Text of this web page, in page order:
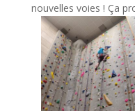
nouvelles voies ! Ça